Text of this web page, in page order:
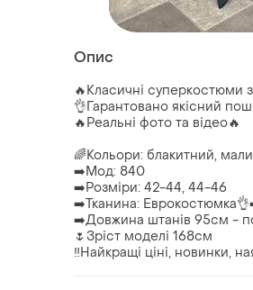
Опис
🔥Класичні суперкостюми
👌Гарантовано якісний
🔥Реальні фото та відео🔥
🌈Кольори: блакитний,
➡️Мод: 840
➡️Розміри: 42-44, 44-46
➡️Тканина:
➡️Довжина штанів 95см -
🌷Зріст моделі 168см
‼️Найкращі ціні, новинки,